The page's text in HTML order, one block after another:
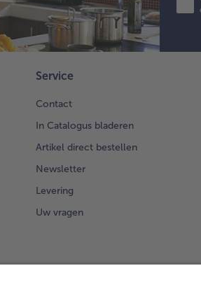
Service
Contact
In Catalogus bladeren
Artikel direct bestellen
Newsletter
Levering
Uw vragen